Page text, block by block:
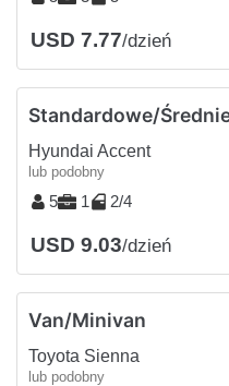
USD 7.77/dzień
Standardowe/
Hyundai Accent
lub podobny
5 1 2/4
USD 9.03/dzień
Van/Minivan
Toyota Sienna
lub podobny